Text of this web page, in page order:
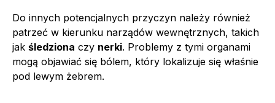
Do innych potencjalnych przyczyn należy również
patrzeć w kierunku narządów wewnętrznych, takich
jak śledziona czy nerki. Problemy z tymi organami
mogą objawiać się bólem, który lokalizuje się właśnie
pod lewym żebrem.